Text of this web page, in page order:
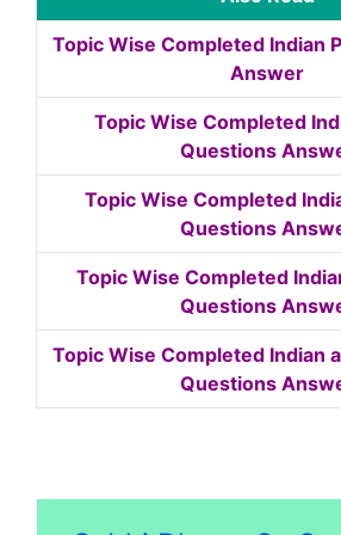
Topic Wise Completed Indian
Answer
Topic Wise Completed
Questions
Topic Wise Completed
Questions
Topic Wise Completed
Questions
Topic Wise Completed Indian
Questions